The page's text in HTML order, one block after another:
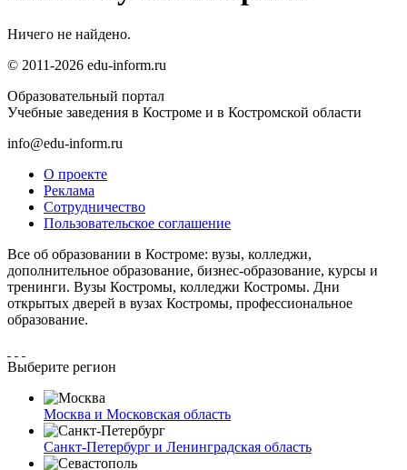
Ничего не найдено.
© 2011-2026 edu-inform.ru
Образовательный портал
Учебные заведения в Костроме и в Костромской области
info@edu-inform.ru
О проекте
Реклама
Сотрудничество
Пользовательское соглашение
Все об образовании в Костроме: вузы, колледжи,
дополнительное образование, бизнес-образование, курсы и
тренинги. Вузы Костромы, колледжи Костромы. Дни
открытых дверей в вузах Костромы, профессиональное
образование.
Выберите регион
Москва и Московская область
Санкт-Петербург и Ленинградская область